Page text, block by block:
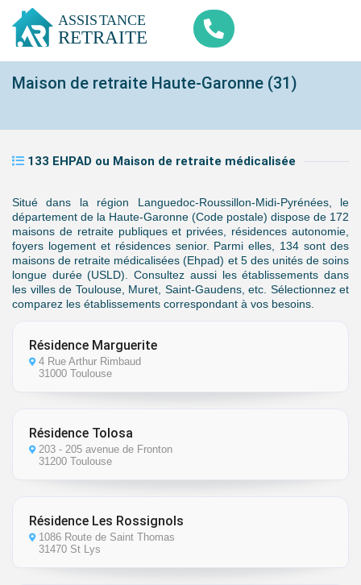
Maison de retraite Haute-Garonne (31)
133 EHPAD ou Maison de retraite médicalisée
Situé dans la région Languedoc-Roussillon-Midi-Pyrénées, le
département de la Haute-Garonne (Code postale) dispose de 172
maisons de retraite publiques et privées, résidences autonomie,
foyers logement et résidences senior. Parmi elles, 134 sont des
maisons de retraite médicalisées (Ehpad) et 5 des unités de soins
longue durée (USLD). Consultez aussi les établissements dans
les villes de Toulouse, Muret, Saint-Gaudens, etc. Sélectionnez et
comparez les établissements correspondant à vos besoins.
Résidence Marguerite
4 Rue Arthur Rimbaud
31000 Toulouse
Résidence Tolosa
203 - 205 avenue de Fronton
31200 Toulouse
Résidence Les Rossignols
1086 Route de Saint Thomas
31470 St Lys